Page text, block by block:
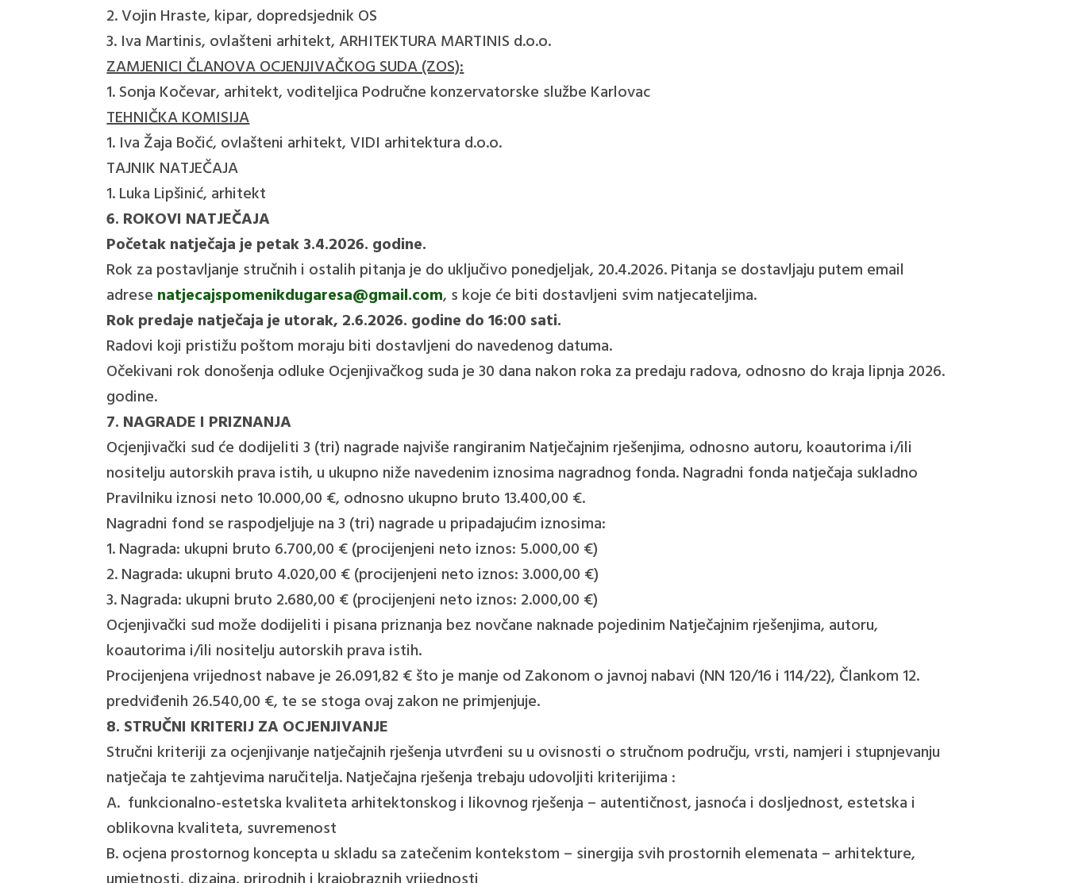
2. Vojin Hraste, kipar, dopredsjednik OS
3. Iva Martinis, ovlašteni arhitekt, ARHITEKTURA MARTINIS d.o.o.
ZAMJENICI ČLANOVA OCJENJIVAČKOG SUDA (ZOS):
1. Sonja Kočevar, arhitekt, voditeljica Područne konzervatorske službe Karlovac
TEHNIČKA KOMISIJA
1. Iva Žaja Bočić, ovlašteni arhitekt, VIDI arhitektura d.o.o.
TAJNIK NATJEČAJA
1. Luka Lipšinić, arhitekt
6. ROKOVI NATJEČAJA
Početak natječaja je petak 3.4.2026. godine.
Rok za postavljanje stručnih i ostalih pitanja je do uključivo ponedjeljak, 20.4.2026. Pitanja se dostavljaju putem email
adrese natjecajspomenikdugaresa@gmail.com, s koje će biti dostavljeni svim natjecateljima.
Rok predaje natječaja je utorak, 2.6.2026. godine do 16:00 sati.
Radovi koji pristižu poštom moraju biti dostavljeni do navedenog datuma.
Očekivani rok donošenja odluke Ocjenjivačkog suda je 30 dana nakon roka za predaju radova, odnosno do kraja lipnja 2026.
godine.
7. NAGRADE I PRIZNANJA
Ocjenjivački sud će dodijeliti 3 (tri) nagrade najviše rangiranim Natječajnim rješenjima, odnosno autoru, koautorima i/ili
nositelju autorskih prava istih, u ukupno niže navedenim iznosima nagradnog fonda. Nagradni fonda natječaja sukladno
Pravilniku iznosi neto 10.000,00 €, odnosno ukupno bruto 13.400,00 €.
Nagradni fond se raspodjeljuje na 3 (tri) nagrade u pripadajućim iznosima:
1. Nagrada: ukupni bruto 6.700,00 € (procijenjeni neto iznos: 5.000,00 €)
2. Nagrada: ukupni bruto 4.020,00 € (procijenjeni neto iznos: 3.000,00 €)
3. Nagrada: ukupni bruto 2.680,00 € (procijenjeni neto iznos: 2.000,00 €)
Ocjenjivački sud može dodijeliti i pisana priznanja bez novčane naknade pojedinim Natječajnim rješenjima, autoru,
koautorima i/ili nositelju autorskih prava istih.
Procijenjena vrijednost nabave je 26.091,82 € što je manje od Zakonom o javnoj nabavi (NN 120/16 i 114/22), Člankom 12.
predviđenih 26.540,00 €, te se stoga ovaj zakon ne primjenjuje.
8. STRUČNI KRITERIJ ZA OCJENJIVANJE
Stručni kriteriji za ocjenjivanje natječajnih rješenja utvrđeni su u ovisnosti o stručnom području, vrsti, namjeri i stupnjevanju
natječaja te zahtjevima naručitelja. Natječajna rješenja trebaju udovoljiti kriterijima :
A. funkcionalno-estetska kvaliteta arhitektonskog i likovnog rješenja – autentičnost, jasnoća i dosljednost, estetska i
oblikovna kvaliteta, suvremenost
B. ocjena prostornog koncepta u skladu sa zatečenim kontekstom – sinergija svih prostornih elemenata – arhitekture,